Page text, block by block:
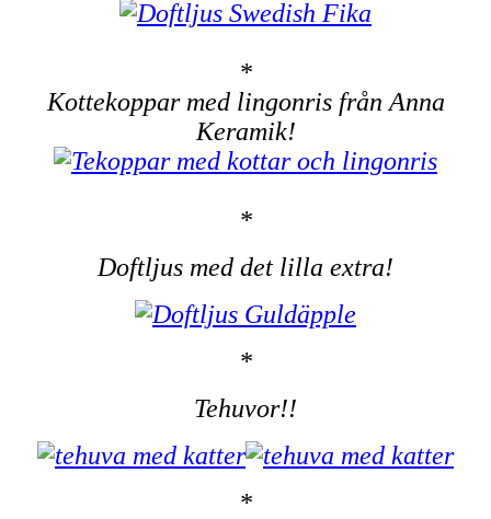
*
Kottekoppar med lingonris från Anna
Keramik!
*
Doftljus med det lilla extra!
*
Tehuvor!!
*